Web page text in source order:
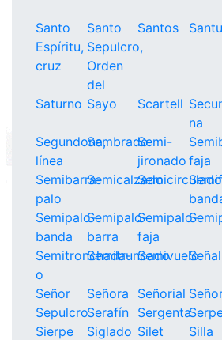
Santo
Espíritu,
cruz
Santo
Sepulcro,
Orden
del
Santos
Saturno Sayo Scartell
na
Segundona,
línea
SembradoSemi-
jironado faja
Semibarra-
palo
SemicalzadoSemicirculado
Semipalo-
banda
Semipalo-
barra
Semipalo-
faja
Semitronchada-
o
SemitruncadoSemivueloSeñal
Señor Señora Señorial
SepulcroSerafín Sergenta
Sierpe
Siglado Silet Silla